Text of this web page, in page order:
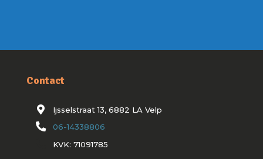
Contact
Ijsselstraat 13, 6882 LA Velp
06-14338806
KVK: 71091785